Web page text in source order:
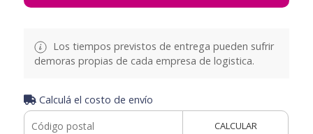
Los tiempos previstos de entrega pueden sufrir
demoras propias de cada empresa de logistica.
Calculá el costo de envío
CALCULAR